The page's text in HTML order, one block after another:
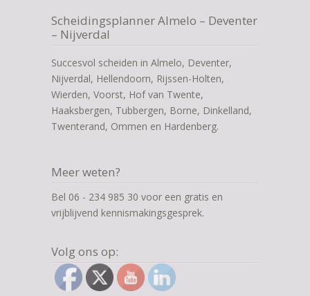
Scheidingsplanner Almelo – Deventer
– Nijverdal
Succesvol scheiden in Almelo, Deventer,
Nijverdal, Hellendoorn, Rijssen-Holten,
Wierden, Voorst, Hof van Twente,
Haaksbergen, Tubbergen, Borne, Dinkelland,
Twenterand, Ommen en Hardenberg.
Meer weten?
Bel 06 - 234 985 30 voor een gratis en
vrijblijvend kennismakingsgesprek.
Volg ons op: